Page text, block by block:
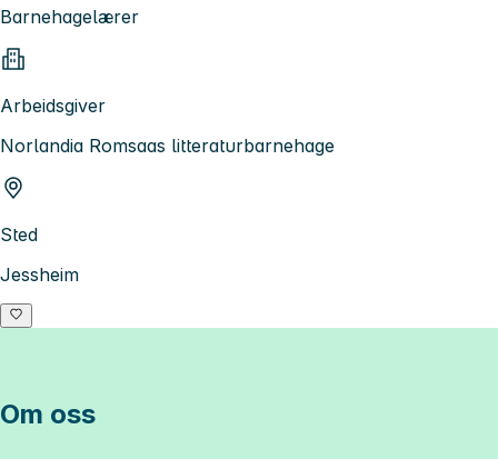
Barnehagelærer
Arbeidsgiver
Norlandia Romsaas litteraturbarnehage
Sted
Jessheim
Om oss